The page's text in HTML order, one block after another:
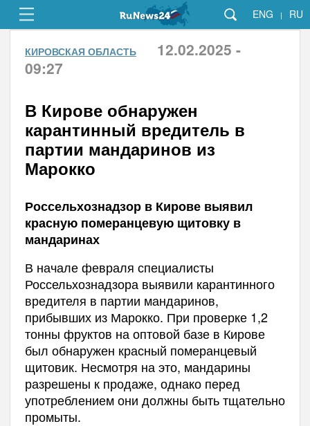
ENG | RU
КИРОВСКАЯ ОБЛАСТЬ
12.02.2025 -
09:27
В Кирове обнаружен
карантинный вредитель в
партии мандаринов из
Марокко
Россельхознадзор в Кирове выявил
красную померанцевую щитовку в
мандаринах
В начале февраля специалисты
Россельхознадзора выявили карантинного
вредителя в партии мандаринов,
прибывших из Марокко. При проверке 1,2
тонны фруктов на оптовой базе в Кирове
был обнаружен красный померанцевый
щитовик. Несмотря на это, мандарины
разрешены к продаже, однако перед
употреблением они должны быть тщательно
промыты.